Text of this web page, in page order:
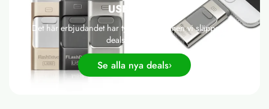
USB-minne
Det här erbjudandet har tyvärr gått ut, men vi släpper nya
deals varje dag!
Se alla nya deals